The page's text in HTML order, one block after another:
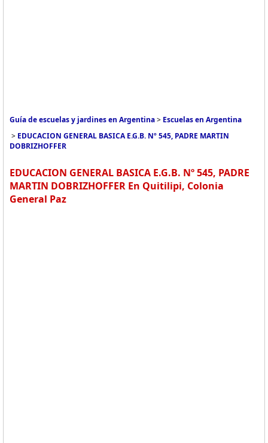
Guía de escuelas y jardines en Argentina> Escuelas en Argentina
> EDUCACION GENERAL BASICA E.G.B. Nº 545, PADRE MARTIN
DOBRIZHOFFER
EDUCACION GENERAL BASICA E.G.B. Nº 545, PADRE
MARTIN DOBRIZHOFFER En Quitilipi, Colonia
General Paz